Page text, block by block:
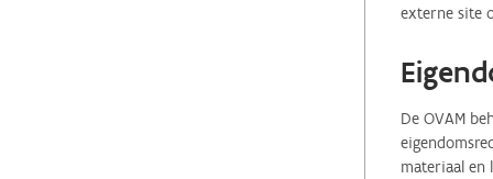
externe site
De OVAM
materiaal en